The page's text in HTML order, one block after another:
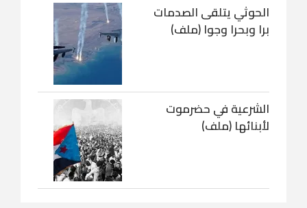
الحوثي يتلقى الصدمات
برا وبحرا وجوا (ملف)
الشرعية في حضرموت
لأبنائها (ملف)